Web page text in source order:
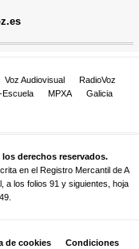
Voz Audiovisual
RadioVoz
Escuela MPXA
Galicia
derechos reservados.
en el Registro Mercantil de A
a los folios 91 y siguientes, hoja
de cookies Condiciones